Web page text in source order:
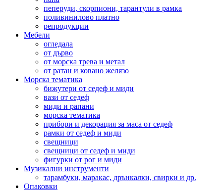
пеперуди, скорпиони, тарантули в рамка
поливинилово платно
репродукции
Мебели
огледала
от дърво
от морска трева и метал
от ратан и ковано желязо
Морска тематика
бижутери от седеф и миди
вази от седеф
миди и рапани
морска тематика
прибори и декорация за маса от седеф
рамки от седеф и миди
свещници
свещници от седеф и миди
фигурки от рог и миди
Музикални инструменти
тарамбуки, маракас, дрънкалки, свирки и др.
Опаковки